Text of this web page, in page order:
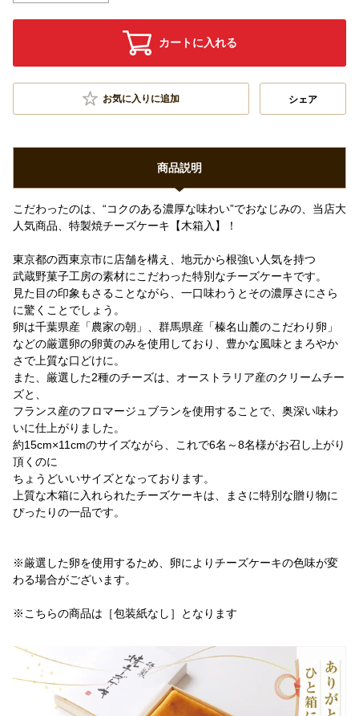
カートに入れる
お気に入りに追加 シェア
商品説明
こだわったのは、“コクのある濃厚な味わい”でおなじみの、当店大
人気商品、特製焼チーズケーキ【木箱入】！
東京都の西東京市に店舗を構え、地元から根強い人気を持つ
武蔵野菓子工房の素材にこだわった特別なチーズケーキです。
見た目の印象もさることながら、一口味わうとその濃厚さにさら
に驚くことでしょう。
卵は千葉県産「農家の朝」、群馬県産「榛名山麓のこだわり卵」
などの厳選卵の卵黄のみを使用しており、豊かな風味とまろやか
さで上質な口どけに。
また、厳選した2種のチーズは、オーストラリア産のクリームチー
ズと、
フランス産のフロマージュブランを使用することで、奥深い味わ
いに仕上がりました。
約15cm×11cmのサイズながら、これで6名～8名様がお召し上がり
頂くのに
ちょうどいいサイズとなっております。
上質な木箱に入れられたチーズケーキは、まさに特別な贈り物に
ぴったりの一品です。
※厳選した卵を使用するため、卵によりチーズケーキの色味が変
わる場合がございます。
※こちらの商品は［包装紙なし］となります